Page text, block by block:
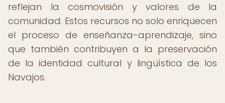
reflejan la cosmovisión y valores de la
comunidad. Estos recursos no solo enriquecen
el proceso de enseñanza-aprendizaje, sino
que también contribuyen a la preservación
de la identidad cultural y lingüística de los
Navajos.